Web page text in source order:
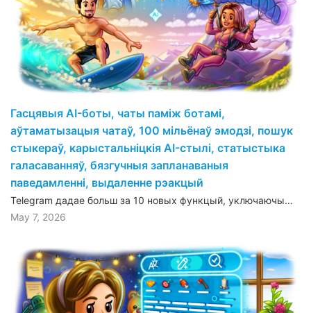
Гасцявыя AI-боты, чаты паміж ботамі,
аўтаматызацыя чатаў, 100 мільёнаў эмодзі, пошук
стыкераў, карыстальніцкія AI-стылі, статыстыка
галасаванняў, бязгучныя запланаваныя
паведамленні, выдаленне рэакцый
Telegram дадае больш за 10 новых функцый, уключаючы…
May 7, 2026